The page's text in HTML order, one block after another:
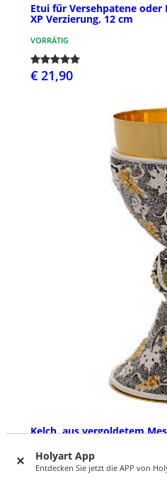
Holyart App
Entdecken Sie jetzt die APP von
Etui fűr Versehpatene
XP Verzierung, 12 cm
VORRÄTIG
€ 21,90
Kelch, aus vergoldetem
VORRÄTIG